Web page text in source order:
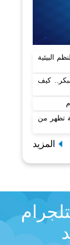
البيئية
كيف
تظهر من
المزيد